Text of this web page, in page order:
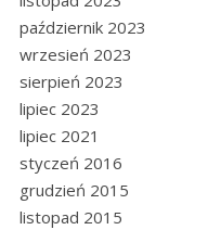
październik 2023
wrzesień 2023
sierpień 2023
lipiec 2023
lipiec 2021
styczeń 2016
grudzień 2015
listopad 2015